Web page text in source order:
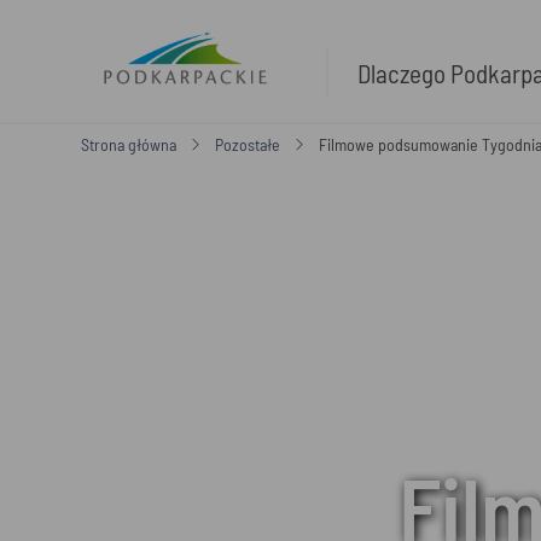
Dlaczego
Strona główna Pozostałe Filmowe podsumowanie